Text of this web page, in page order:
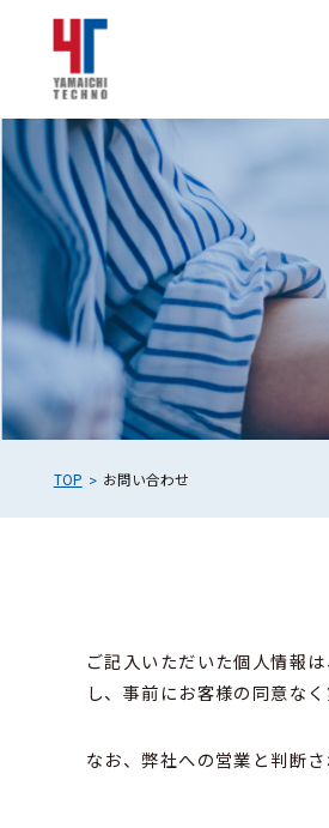
TOP お問い合わせ
ご記入いただいた個人情報
し、事前にお客様の同意な
なお、弊社への営業と判断